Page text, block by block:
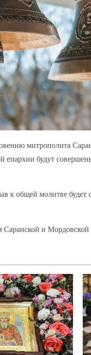
митрополита
епархии будут
к общей молитве
и Мордовской